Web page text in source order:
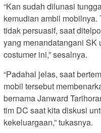
“Kan sudah dilunasi
kemudian ambil mobilnya.
tidak persuasif, saat
yang menandatangani SK
costumer ini,” sesalnya.
“Padahal jelas, saat
mobil tersebut
bernama Janward
tim DC saat kita diskusi
kekeluargaan,” tukasnya.